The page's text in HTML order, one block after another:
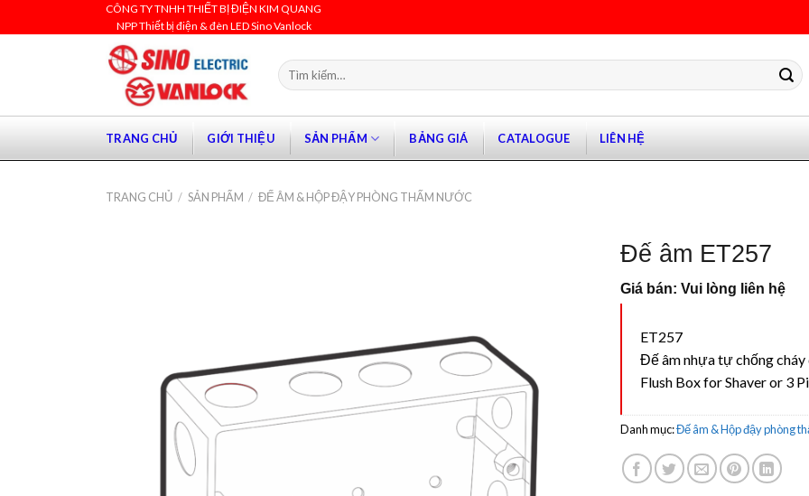
to
CÔNG TY TNHH THIẾT BỊ ĐIỆN KIM QUANG
NPP Thiết bị điện & đèn LED Sino Vanlock
Tìm
kiếm:
TRANG CHỦ GIỚI THIỆU SẢN PHẨM BẢNG GIÁ CATALOGUE LIÊN HỆ
TRANG CHỦ / SẢN PHẨM / ĐẾ ÂM & HỘP ĐẬY PHÒNG THẤM NƯỚC
Đế âm ET257
Giá bán: Vui lòng liên hệ
ET257
Đế âm nhựa tự chống cháy
Flush Box for Shaver or 3
Danh mục:Đế âm & Hộp đậy phòng